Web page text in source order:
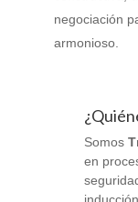
negociación
armonioso.
Somos
en